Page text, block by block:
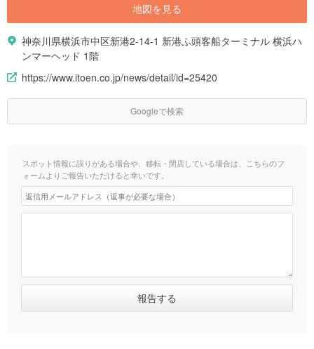
地図を見る
神奈川県横浜市中区新港2-14-1 新港ふ頭客船ターミナル 横浜ハ
ンマーヘッド 1階
https://www.itoen.co.jp/news/detail/id=25420
Googleで検索
スポット情報に誤りがある場合や、移転・閉店している場合は、こちらのフ
ォームよりご報告いただけると幸いです。